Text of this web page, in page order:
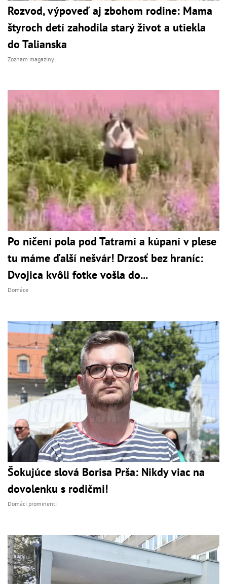
Rozvod, výpoveď aj zbohom rodine: Mama
štyroch detí zahodila starý život a utiekla
do Talianska
Zoznam magazíny
Po ničení pola pod Tatrami a kúpaní v plese
tu máme ďalší nešvár! Drzosť bez hraníc:
Dvojica kvôli fotke vošla do...
Domáce
Šokujúce slová Borisa Prša: Nikdy viac na
dovolenku s rodičmi!
Domáci prominenti